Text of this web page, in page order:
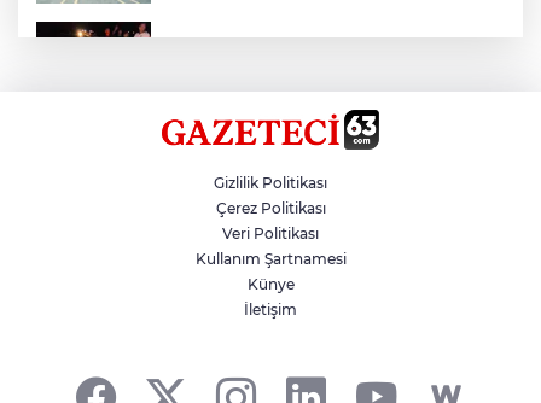
Siverek’te Mahmut Gülel Dönemi
Filistin Konvoyuna Coşkulu Karşılama
Gizlilik Politikası
Çerez Politikası
Veri Politikası
Kullanım Şartnamesi
Künye
İletişim